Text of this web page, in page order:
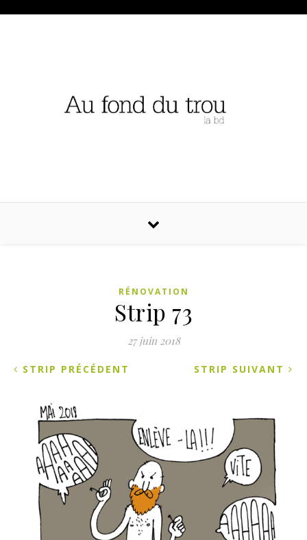
RÉNOVATION
Strip 73
27 juin 2018
STRIP SUIVANT
STRIP PRÉCÉDENT